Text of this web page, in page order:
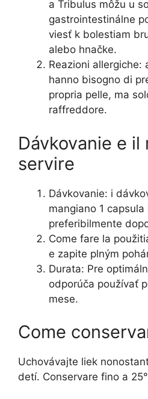
a Tribulus môžu u
gastrointestinálne
viesť k bolestiam
alebo hnačke.
Reazioni allergiche:
hanno bisogno di
propria pelle, ma
raffreddore.
Dávkovanie e il
servire
Dávkovanie: i
mangiano 1 capsula
preferibilmente
Come fare la
e zapite plným
Durata: Pre
odporúča používať
mese.
Come
Uchovávajte liek
detí. Conservare fino a